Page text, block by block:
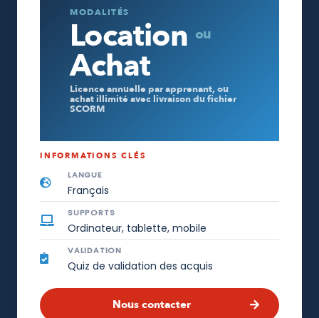
MODALITÉS
Location ou
Achat
Licence annuelle par apprenant, ou
achat illimité avec livraison du fichier
SCORM
INFORMATIONS CLÉS
LANGUE
Français
SUPPORTS
Ordinateur, tablette, mobile
VALIDATION
Quiz de validation des acquis
Nous contacter